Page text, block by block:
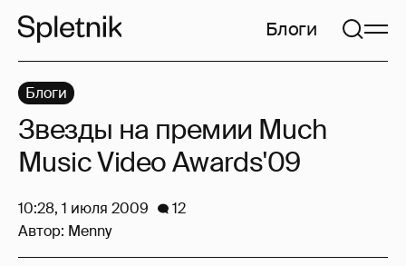
Блоги
Блоги
Звезды на премии Much
Music Video Awards'09
10:28, 1 июля 2009
12
Автор: Menny